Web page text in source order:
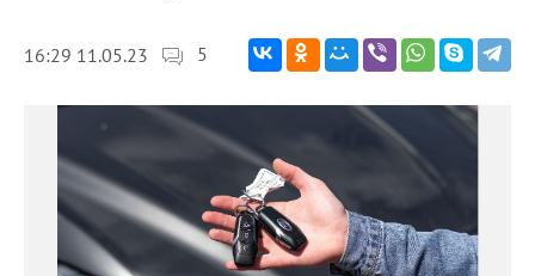
16:29 11.05.23 5